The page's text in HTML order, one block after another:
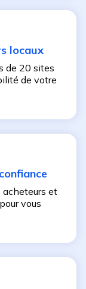
locaux
de 20 sites
de votre
acheteurs et
vous